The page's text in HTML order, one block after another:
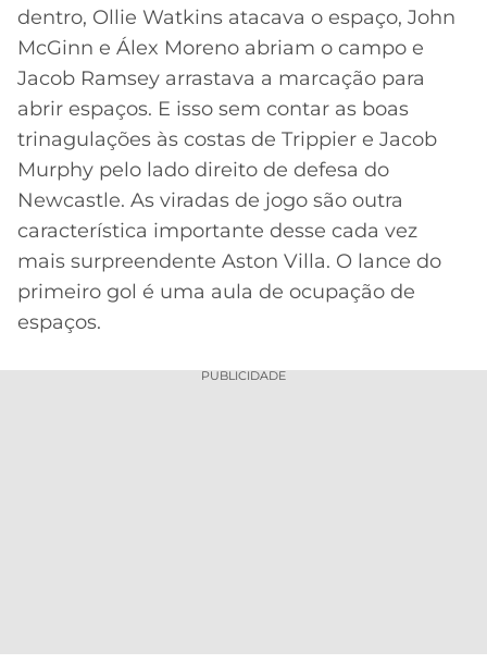
dentro, Ollie Watkins atacava o espaço, John
McGinn e Álex Moreno abriam o campo e
Jacob Ramsey arrastava a marcação para
abrir espaços. E isso sem contar as boas
trinagulações às costas de Trippier e Jacob
Murphy pelo lado direito de defesa do
Newcastle. As viradas de jogo são outra
característica importante desse cada vez
mais surpreendente Aston Villa. O lance do
primeiro gol é uma aula de ocupação de
espaços.
PUBLICIDADE